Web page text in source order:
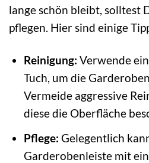
lange schön bleibt, solltest
pflegen. Hier sind einige
Reinigung: Verwende
Tuch, um die
Vermeide aggressive
diese die Oberfläche
Pflege: Gelegentlich
Garderobenleiste mit